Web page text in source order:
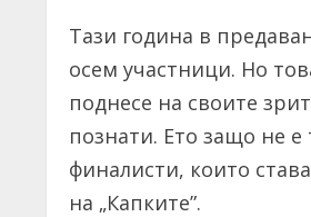
Тази година в
осем участници. Но
поднесе на своите
познати. Ето защо не е
финалисти, които
на „Капките”.